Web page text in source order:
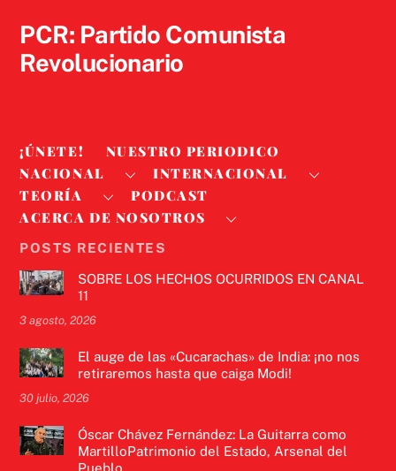
PCR: Partido Comunista
Revolucionario
¡ÚNETE!
NUESTRO PERIODICO
NACIONAL
INTERNACIONAL
TEORÍA
PODCAST
ACERCA DE NOSOTROS
POSTS RECIENTES
SOBRE LOS HECHOS OCURRIDOS EN CANAL
11
3 agosto, 2026
El auge de las «Cucarachas» de India: ¡no nos
retiraremos hasta que caiga Modi!
30 julio, 2026
Óscar Chávez Fernández: La Guitarra como
MartilloPatrimonio del Estado, Arsenal del
Pueblo